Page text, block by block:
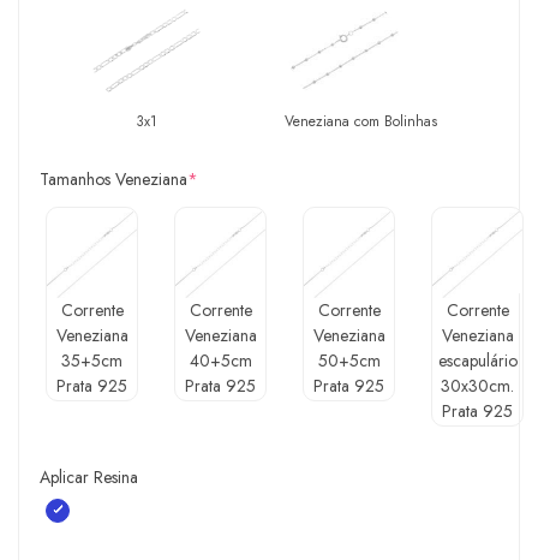
3x1 Veneziana com Bolinhas
Tamanhos Veneziana*
Corrente
Veneziana
35+5cm
Prata 925
Corrente
Veneziana
40+5cm
Prata 925
Corrente
Veneziana
50+5cm
Prata 925
Corrente
Veneziana
escapulário
30x30cm.
Prata 925
Aplicar Resina